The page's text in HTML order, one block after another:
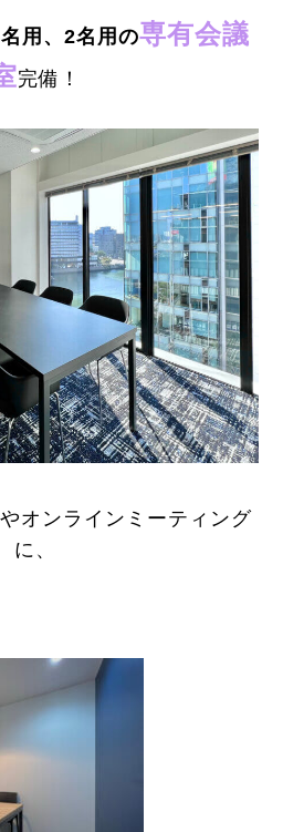
用、2名用の専有会議
完備！
オンラインミーティング
に、